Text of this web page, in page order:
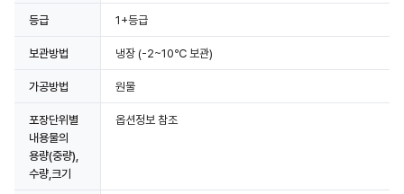
등급 1+등급
보관방법 냉장 (-2~10℃ 보관)
가공방법 원물
포장단위별
내용물의
용량(중량),
수량,크기
옵션정보 참조